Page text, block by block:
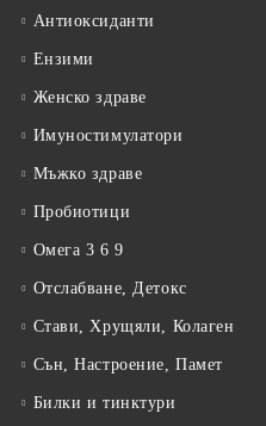
Антиоксиданти
Ензими
Женско здраве
Имуностимулатори
Мъжко здраве
Пробиотици
Омега 3 6 9
Отслабване, Детокс
Стави, Хрущяли, Колаген
Сън, Настроение, Памет
Билки и тинктури